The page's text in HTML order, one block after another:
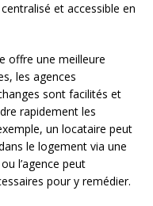
et accessible en
offre une meilleure
les agences
sont facilités et
rapidement les
un locataire peut
le logement via une
l’agence peut
pour y remédier.